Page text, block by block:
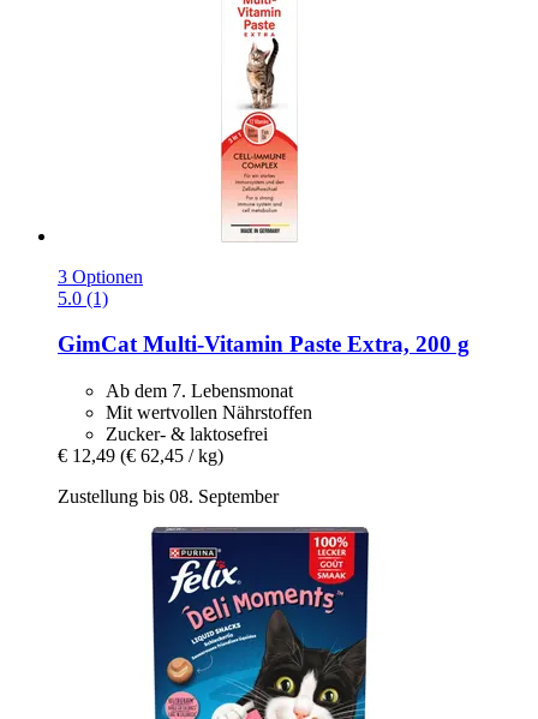
3 Optionen
5.0 (1)
GimCatMulti-​Vitamin Paste Extra, 200 g
Ab dem 7. Lebensmonat
Mit wertvollen Nährstoffen
Zucker- & laktosefrei
€ 12,49 (€ 62,45 / kg)
Zustellung bis 08. September